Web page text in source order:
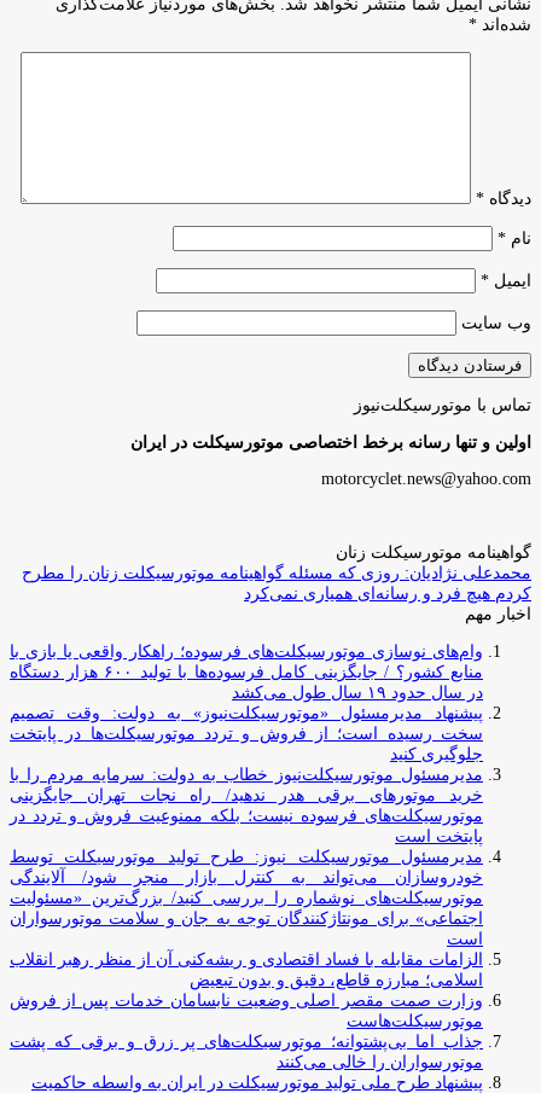
نشانی ایمیل شما منتشر نخواهد شد.
بخش‌های موردنیاز علامت‌گذاری
شده‌اند *
دیدگاه *
نام *
ایمیل *
وب‌ سایت
تماس با موتورسیکلت‌نیوز
اولین و تنها رسانه برخط اختصاصی موتورسیکلت در ایران
motorcyclet.news@yahoo.com
گواهینامه موتورسیکلت زنان
محمدعلی نژادیان: روزی که مسئله گواهینامه موتورسیکلت زنان را مطرح
کردم هیچ فرد و رسانه‌ای همیاری نمی‌کرد
اخبار مهم
وام‌های نوسازی موتورسیکلت‌های فرسوده؛ راهکار واقعی یا بازی با
منابع کشور؟ / جایگزینی کامل فرسوده‌ها با تولید ۶۰۰ هزار دستگاه
در سال حدود ۱۹ سال طول می‌کشد
پیشنهاد مدیرمسئول «موتورسیکلت‌نیوز» به دولت: وقت تصمیم
سخت رسیده است؛ از فروش و تردد موتورسیکلت‌ها در پایتخت
جلوگیری کنید
مدیرمسئول موتورسیکلت‌نیوز خطاب به دولت: سرمایه مردم را با
خرید موتورهای برقی هدر ندهید/ راه نجات تهران جایگزینی
موتورسیکلت‌های فرسوده نیست؛ بلکه ممنوعیت فروش و تردد در
پایتخت است
مدیرمسئول موتورسیکلت نیوز: طرح تولید موتورسیکلت توسط
خودروسازان می‌تواند به کنترل بازار منجر شود/ آلایندگی
موتورسیکلت‌های نوشماره را بررسی کنید/ بزرگ‌ترین «مسئولیت
اجتماعی» برای مونتاژکنندگان توجه به جان و سلامت موتورسواران
است
الزامات مقابله با فساد اقتصادی و ریشه‌کنی آن از منظر رهبر انقلاب
اسلامی؛ مبارزه قاطع، دقیق و بدون تبعیض
وزارت صمت مقصر اصلی وضعیت نابسامان خدمات پس از فروش
موتورسیکلت‌هاست
جذاب اما بی‌پشتوانه؛ موتورسیکلت‌های پر زرق‌ و برقی که پشت
موتورسواران را خالی می‌کنند
پیشنهاد طرح ملی تولید موتورسیکلت در ایران به واسطه حاکمیت